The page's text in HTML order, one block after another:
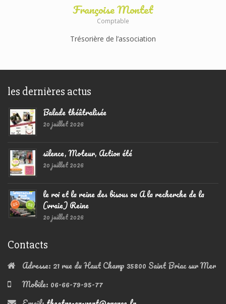
Françoise Montet
Comptable
Trésorière de l’association
les dernières actus
Balade théâtralisée
20 juillet 2026
silence, Moteur, Action été
20 juillet 2026
le roi et la reine des bisous ou A la recherche de la
(vraie) Reine
20 juillet 2026
Contacts
Adresse: 21 rue du Haut Champ 35800 Saint Briac sur Mer
Mobile: 06-66-79-95-77